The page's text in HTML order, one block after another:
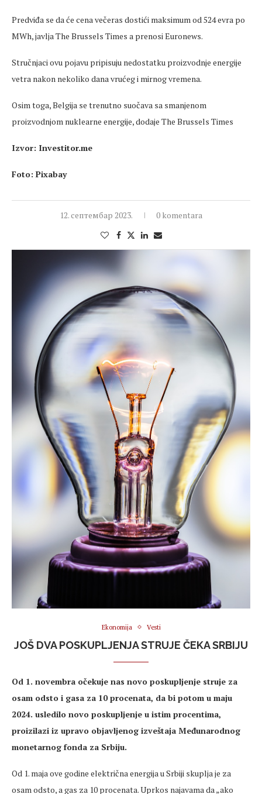
Predviđa se da će cena večeras dostići maksimum od 524 evra po
MWh, javlja The Brussels Times a prenosi Euronews.
Stručnjaci ovu pojavu pripisuju nedostatku proizvodnje energije
vetra nakon nekoliko dana vrućeg i mirnog vremena.
Osim toga, Belgija se trenutno suočava sa smanjenom
proizvodnjom nuklearne energije, dodaje The Brussels Times
Izvor: Investitor.me
Foto: Pixabay
12. септембар 2023. 0 komentara
Ekonomija Vesti
JOŠ DVA POSKUPLJENJA STRUJE ČEKA SRBIJU
Od 1. novembra očekuje nas novo poskupljenje struje za
osam odsto i gasa za 10 procenata, da bi potom u maju
2024. usledilo novo poskupljenje u istim procentima,
proizilazi iz upravo objavljenog izveštaja Međunarodnog
monetarnog fonda za Srbiju.
Od 1. maja ove godine električna energija u Srbiji skuplja je za
osam odsto, a gas za 10 procenata. Uprkos najavama da „ako